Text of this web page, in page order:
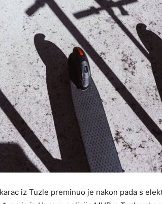
iz Tuzle preminuo je nakon pada s